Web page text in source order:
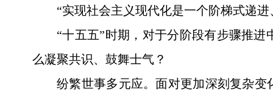
“实现社会主义现代化是一个阶梯式递
“十五五”时期，对于分阶段有步骤推
么凝聚共识、鼓舞士气？
纷繁世事多元应。面对更加深刻复杂